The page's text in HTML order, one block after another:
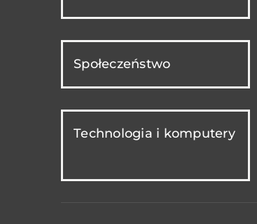
Społeczeństwo
Technologia i komputery